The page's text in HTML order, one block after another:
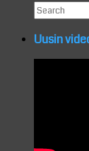
Search
for:
Uusin